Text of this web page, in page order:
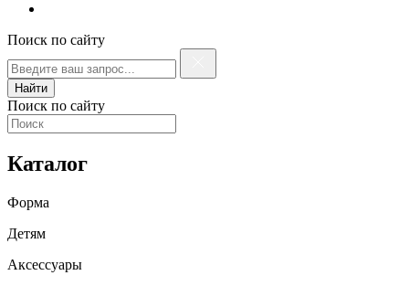
Поиск по сайту
Найти
Поиск по сайту
Каталог
Форма
Детям
Аксессуары